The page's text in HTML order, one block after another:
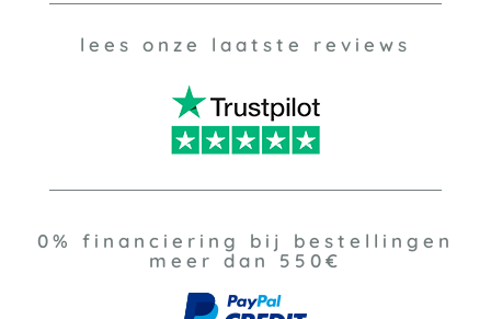
lees onze laatste reviews
0% financiering bij bestellingen
meer dan 550€